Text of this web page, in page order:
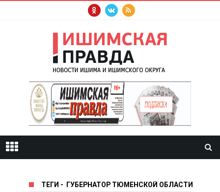
ТЕГИ - ГУБЕРНАТОР ТЮМЕНСКОЙ ОБЛАСТИ